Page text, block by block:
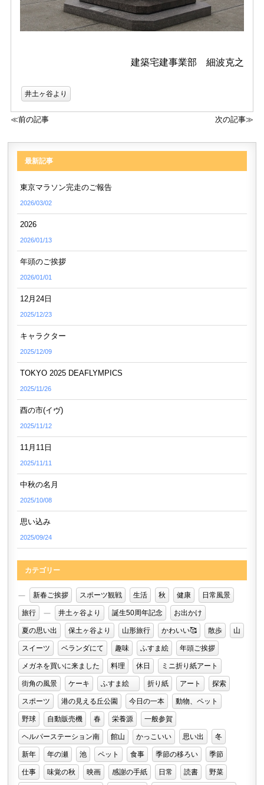
建築宅建事業部 細波克之
井土ヶ谷より
≪前の記事 次の記事≫
最新記事
東京マラソン完走のご報告
2026/03/02
2026
2026/01/13
年頭のご挨拶
2026/01/01
12月24日
2025/12/23
キャラクター
2025/12/09
TOKYO 2025 DEAFLYMPICS
2025/11/26
酉の市(イヴ)
2025/11/12
11月11日
2025/11/11
中秋の名月
2025/10/08
思い込み
2025/09/24
カテゴリー
新春ご挨拶 スポーツ観戦 生活 秋 健康 日常風景
旅行 井土ヶ谷より 誕生50周年記念 お出かけ
夏の思い出 保土ヶ谷より 山形旅行 かわいい🥰 散歩 山
スイーツ ベランダにて 趣味 ふすま絵 年頭ご挨拶
メガネを買いに来ました 料理 休日 ミニ折り紙アート
街角の風景 ケーキ ふすま絵 折り紙 アート 探索
スポーツ 港の見える丘公園 今日の一本 動物、ペット
野球 自動販売機 春 栄養源 一般参賀
ヘルパーステーション南 館山 かっこいい 思い出 冬
新年 年の瀬 池 ペット 食事 季節の移ろい 季節
仕事 味覚の秋 映画 感謝の手紙 日常 読書 野菜